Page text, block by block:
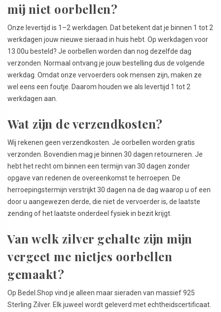
mij niet oorbellen?
Onze levertijd is 1–2 werkdagen. Dat betekent dat je binnen 1 tot 2
werkdagen jouw nieuwe sieraad in huis hebt. Op werkdagen voor
13.00u besteld? Je oorbellen worden dan nog dezelfde dag
verzonden. Normaal ontvang je jouw bestelling dus de volgende
werkdag. Omdat onze vervoerders ook mensen zijn, maken ze
wel eens een foutje. Daarom houden we als levertijd 1 tot 2
werkdagen aan.
Wat zijn de verzendkosten?
Wij rekenen geen verzendkosten. Je oorbellen worden gratis
verzonden. Bovendien mag je binnen 30 dagen retourneren. Je
hebt het recht om binnen een termijn van 30 dagen zonder
opgave van redenen de overeenkomst te herroepen. De
herroepingstermijn verstrijkt 30 dagen na de dag waarop u of een
door u aangewezen derde, die niet de vervoerder is, de laatste
zending of het laatste onderdeel fysiek in bezit krijgt.
Van welk zilver gehalte zijn mijn
vergeet me nietjes oorbellen
gemaakt?
Op Bedel.Shop vind je alleen maar sieraden van massief 925
Sterling Zilver. Elk juweel wordt geleverd met echtheidscertificaat.